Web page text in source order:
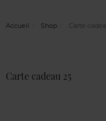
Accueil Shop Carte
Carte cadeau 25